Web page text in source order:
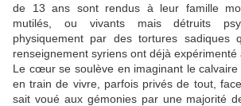
de 13 ans sont rendus à leur famille
mutilés, ou vivants mais détruits
physiquement par des tortures sadiques
renseignement syriens ont déjà expérimenté
Le cœur se soulève en imaginant le
en train de vivre, parfois privés de tout,
sait voué aux gémonies par une majorité